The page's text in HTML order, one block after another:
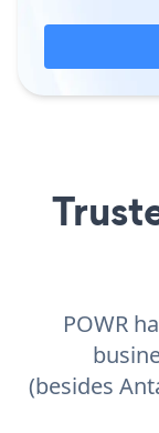
POWR
(besides